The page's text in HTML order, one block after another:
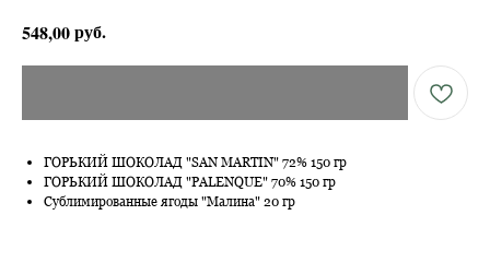
548,00руб.
ГОРЬКИЙ ШОКОЛАД "SAN MARTIN" 72% 150 гр
ГОРЬКИЙ ШОКОЛАД "PALENQUE" 70% 150 гр
Сублимированные ягоды "Малина" 20 гр